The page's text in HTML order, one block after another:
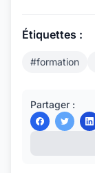
Étiquettes :
#formation
Partager :